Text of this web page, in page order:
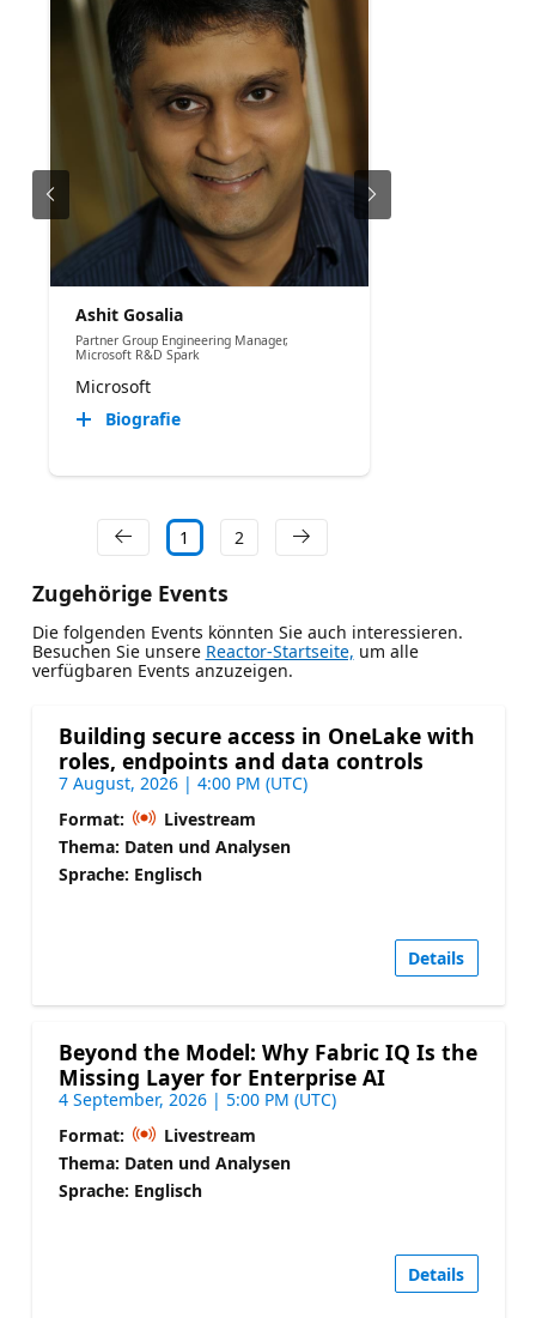
Ashit Gosalia
Partner Group Engineering Manager,
Microsoft R&D Spark
Microsoft
Biografie
1 2
Zugehörige Events
Die folgenden Events könnten Sie auch interessieren.
Besuchen Sie unsere Reactor-Startseite, um alle
verfügbaren Events anzuzeigen.
Building secure access in OneLake with
roles, endpoints and data controls
7 August, 2026 | 4:00 PM (UTC)
Format:
Livestream
Thema: Daten und Analysen
Sprache: Englisch
Details
Beyond the Model: Why Fabric IQ Is the
Missing Layer for Enterprise AI
4 September, 2026 | 5:00 PM (UTC)
Format:
Livestream
Thema: Daten und Analysen
Sprache: Englisch
Details